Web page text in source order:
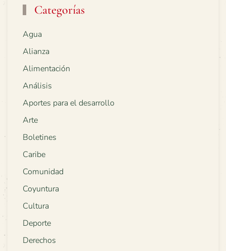
Categorías
Agua
Alianza
Alimentación
Análisis
Aportes para el desarrollo
Arte
Boletines
Caribe
Comunidad
Coyuntura
Cultura
Deporte
Derechos